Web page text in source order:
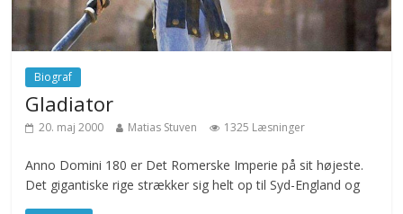
Biograf
Gladiator
20. maj 2000 Matias Stuven 1325 Læsninger
Anno Domini 180 er Det Romerske Imperie på sit højeste.
Det gigantiske rige strækker sig helt op til Syd-England og